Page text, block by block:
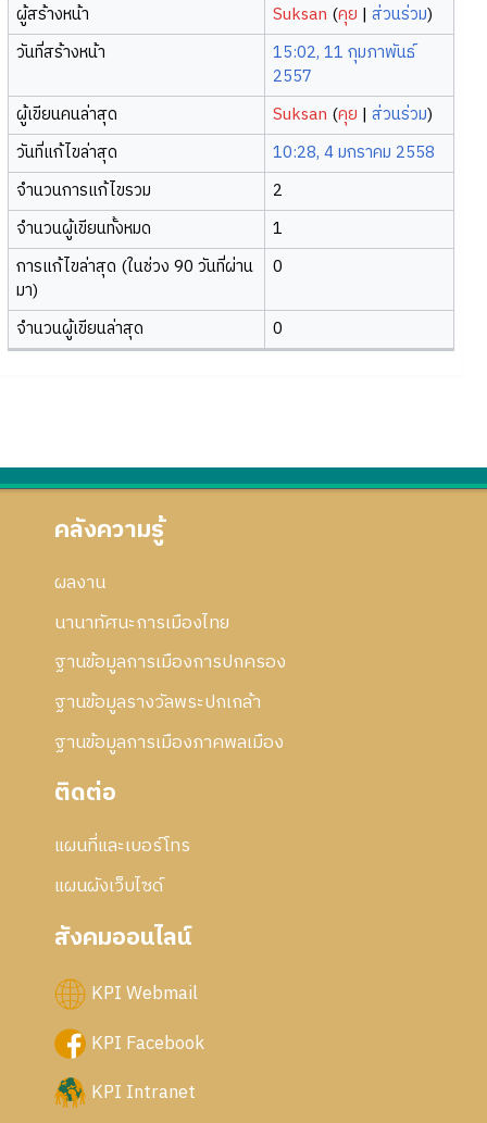
ผู้สร้างหน้า Suksan (คุย |ส่วนร่วม)
วันที่สร้างหน้า
15:02, 11 กุมภาพันธ์
2557
ผู้เขียนคนล่าสุด
Suksan (คุย |ส่วนร่วม)
วันที่แก้ไขล่าสุด
10:28, 4 มกราคม 2558
จำนวนการแก้ไขรวม
2
จำนวนผู้เขียนทั้งหมด
1
การแก้ไขล่าสุด (ในช่วง 90 วันที่ผ่าน
มา)
0
จำนวนผู้เขียนล่าสุด 0
คลังความรู้
ผลงาน
นานาทัศนะการเมืองไทย
ฐานข้อมูลการเมืองการปกครอง
ฐานข้อมูลรางวัลพระปกเกล้า
ฐานข้อมูลการเมืองภาคพลเมือง
ติดต่อ
แผนที่และเบอร์โทร
แผนผังเว็บไซด์
สังคมออนไลน์
KPI Webmail
KPI Facebook
KPI Intranet